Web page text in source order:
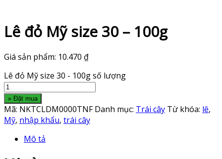
Lê đỏ Mỹ size 30 – 100g
Giá sản phẩm: 10.470 ₫
Lê đỏ Mỹ size 30 - 100g số lượng
» Đặt mua
Mã: NKTCLDM0000TNF Danh mục: Trái cây Từ khóa: lê,
Mỹ, nhập khẩu, trái cây
Mô tả